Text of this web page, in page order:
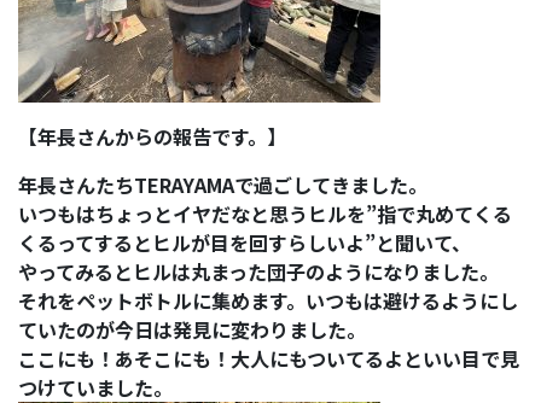
【年長さんからの報告です。】
年長さんたちTERAYAMAで過ごしてきました。
いつもはちょっとイヤだなと思うヒルを”指で丸めてくる
くるってするとヒルが目を回すらしいよ”と聞いて、
やってみるとヒルは丸まった団子のようになりました。
それをペットボトルに集めます。いつもは避けるようにし
ていたのが今日は発見に変わりました。
ここにも！あそこにも！大人にもついてるよといい目で見
つけていました。